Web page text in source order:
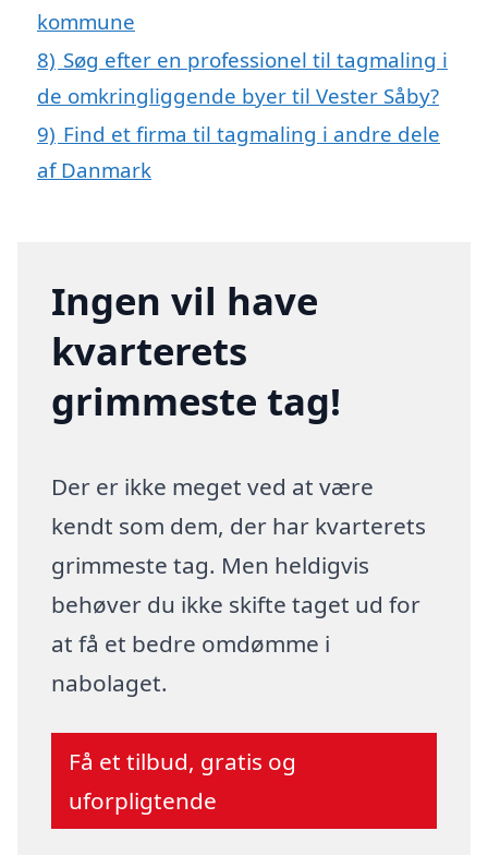
kommune
8) Søg efter en professionel til tagmaling i
de omkringliggende byer til Vester Såby?
9) Find et firma til tagmaling i andre dele
af Danmark
Ingen vil have
kvarterets
grimmeste tag!
Der er ikke meget ved at være
kendt som dem, der har kvarterets
grimmeste tag. Men heldigvis
behøver du ikke skifte taget ud for
at få et bedre omdømme i
nabolaget.
Få et tilbud, gratis og
uforpligtende